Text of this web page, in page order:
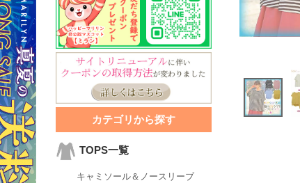
カテゴリから探す
TOPS一覧
キャミソール＆ノースリーブ